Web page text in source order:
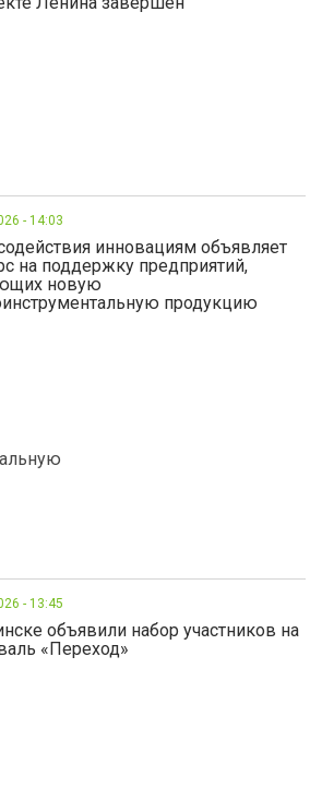
- 14:03
инновациям объявляет
на поддержку предприятий,
новую
продукцию
- 13:45
объявили набор участников на
«Переход»